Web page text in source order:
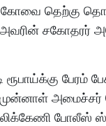
தெற்கு
சகோதரர்
பேரம்
அமைச்சர்